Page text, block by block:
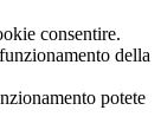
consentire.
della
potete